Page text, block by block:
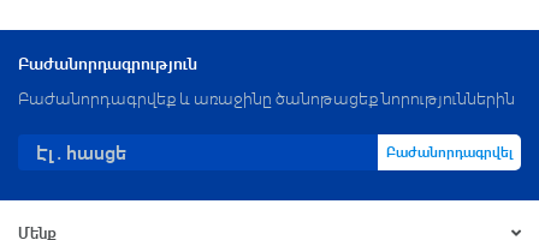
Բաժանորդագրություն
Բաժանորդագրվեք և առաջինը ծանոթացեք նորություններին
Բաժանորդագրվել
Մենք